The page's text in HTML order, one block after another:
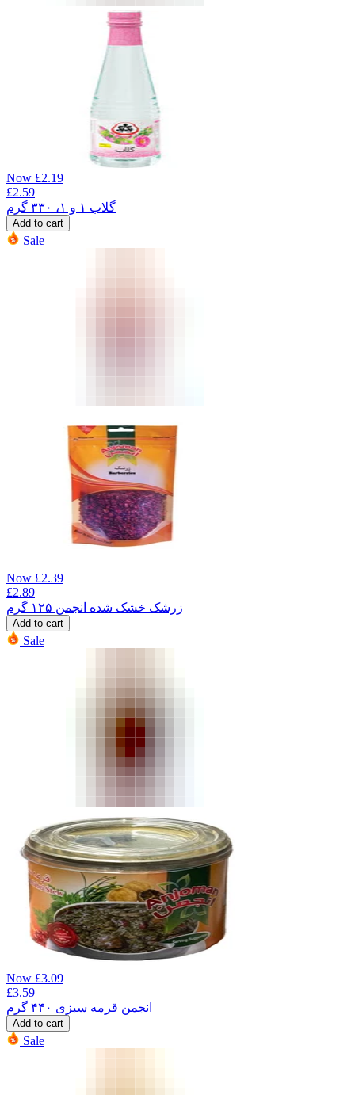
Now £2.19
£2.59
گلاب ۱ و ۱، ۳۳۰ گرم
Add to cart
Sale
Now £2.39
£2.89
زرشک خشک شده انجمن ۱۲۵ گرم
Add to cart
Sale
Now £3.09
£3.59
انجمن قرمه سبزی ۴۴۰ گرم
Add to cart
Sale